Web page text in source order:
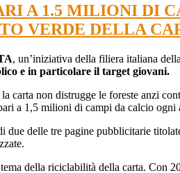
A 1.5 MILIONI DI
VERDE DELLA
, un’iniziativa della filiera italiana
e in particolare il target giovani.
non distrugge le foreste anzi
a 1,5 milioni di campi da calcio
due delle tre pagine pubblicitarie
della riciclabilità della carta. Con